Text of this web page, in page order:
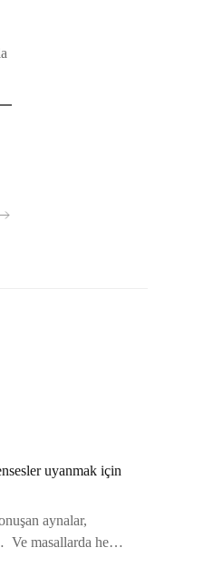
uyanmak için
aynalar,
Ve masallarda he…